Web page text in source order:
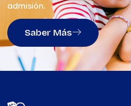
admisión.
Saber Más